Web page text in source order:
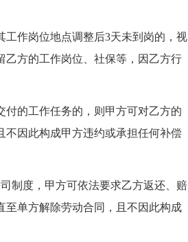
作岗位地点调整后3天未到岗的，视
乙方的工作岗位、社保等，因乙方行
付的工作任务的，则甲方可对乙方的
不因此构成甲方违约或承担任何补偿
制度，甲方可依法要求乙方返还、赔
单方解除劳动合同，且不因此构成